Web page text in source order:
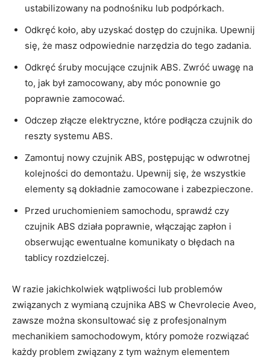
ustabilizowany na podnośniku lub podpórkach.
Odkręć koło, aby uzyskać dostęp do czujnika. Upewnij
się, że masz odpowiednie narzędzia do tego zadania.
Odkręć śruby mocujące czujnik ‌ABS. Zwróć uwagę na
to, jak był zamocowany, aby móc ponownie go ​
poprawnie‍ zamocować.
Odczep złącze elektryczne, które podłącza czujnik ⁣do
reszty systemu ABS.
Zamontuj nowy czujnik ABS, postępując w odwrotnej
kolejności do demontażu. Upewnij się, że wszystkie
elementy są dokładnie zamocowane i zabezpieczone.
Przed uruchomieniem samochodu, sprawdź czy
czujnik ABS działa⁤ poprawnie, włączając zapłon i
obserwując ewentualne ⁤komunikaty o błędach na
tablicy rozdzielczej.
W razie jakichkolwiek wątpliwości lub problemów
związanych z​ wymianą czujnika ABS w Chevrolecie Aveo,
zawsze można skonsultować się z profesjonalnym
mechanikiem samochodowym, ⁤który pomoże rozwiązać‍
każdy problem związany z ‍tym ważnym elementem